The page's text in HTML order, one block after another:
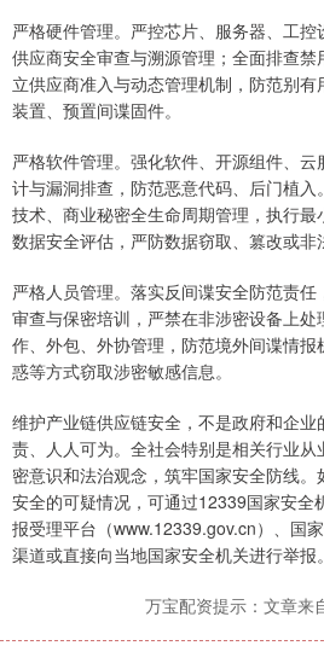
严格硬件管理。严控芯片、服务器、工
供应商安全审查与溯源管理；全面排查
立供应商准入与动态管理机制，防范别
装置、预置间谍固件。
严格软件管理。强化软件、开源组件、
计与漏洞排查，防范恶意代码、后门植
技术、商业秘密全生命周期管理，执行
数据安全评估，严防数据窃取、篡改或非
严格人员管理。落实反间谍安全防范责
审查与保密培训，严禁在非涉密设备上
作、外包、外协管理，防范境外间谍情
惑等方式窃取涉密敏感信息。
维护产业链供应链安全，不是政府和企业
责、人人可为。全社会特别是相关行业
密意识和法治观念，筑牢国家安全防线
安全的可疑情况，可通过12339国家安全
报受理平台（www.12339.gov.cn）、国
渠道或直接向当地国家安全机关进行举报。
万宝配资提示：文章来